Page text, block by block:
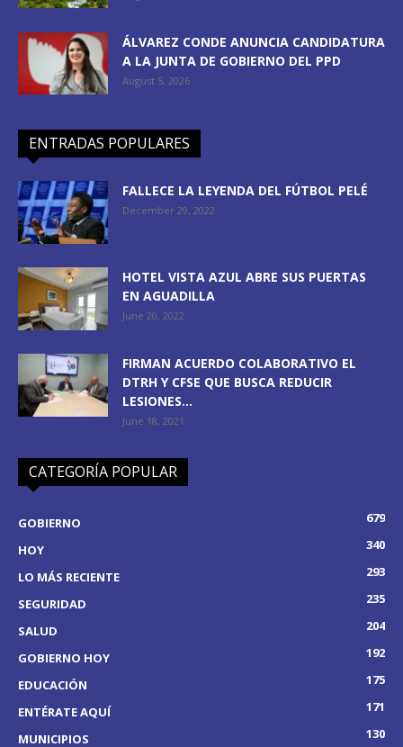
ÁLVAREZ CONDE ANUNCIA CANDIDATURA
A LA JUNTA DE GOBIERNO DEL PPD
August 5, 2026
ENTRADAS POPULARES
FALLECE LA LEYENDA DEL FÚTBOL PELÉ
December 29, 2022
HOTEL VISTA AZUL ABRE SUS PUERTAS
EN AGUADILLA
June 20, 2022
FIRMAN ACUERDO COLABORATIVO EL
DTRH Y CFSE QUE BUSCA REDUCIR
LESIONES...
June 18, 2021
CATEGORÍA POPULAR
GOBIERNO
679
HOY
340
LO MÁS RECIENTE
293
SEGURIDAD
235
SALUD
204
GOBIERNO HOY
192
EDUCACIÓN
175
ENTÉRATE AQUÍ
171
MUNICIPIOS
130